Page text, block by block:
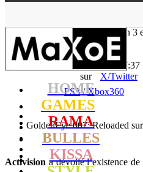
HOME
GAMES
RAMA
BULLES
KISSA
PlayStation
- 21.07.11, 17:37
sur
X/Twitter
PS3/Xbox360
GoldenEye 007: Reloaded
Activision a dévoilé l’existence de